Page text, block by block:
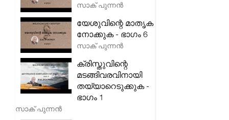
സാക് പുന്നൻ
യേശുവിന്റെ മാതൃക
നോക്കുക - ഭാഗം 6
സാക് പുന്നൻ
ക്രിസ്തുവിന്റെ
മടങ്ങിവരവിനായി
തയ്യാറെടുക്കുക -
ഭാഗം 1
സാക് പുന്നൻ